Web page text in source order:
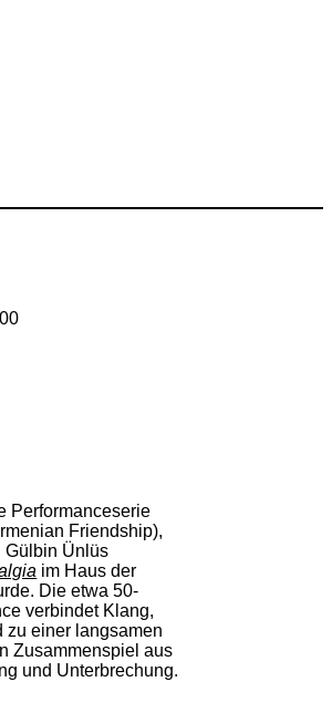
Performanceserie
Friendship),
Gülbin Ünlüs
im Haus der
Die etwa 50-
verbindet Klang,
zu einer langsamen
Zusammenspiel aus
und Unterbrechung.